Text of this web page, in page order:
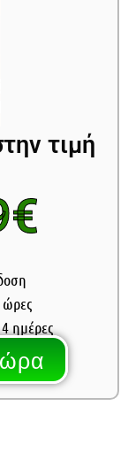
τιμή
ώρες
ημέρες